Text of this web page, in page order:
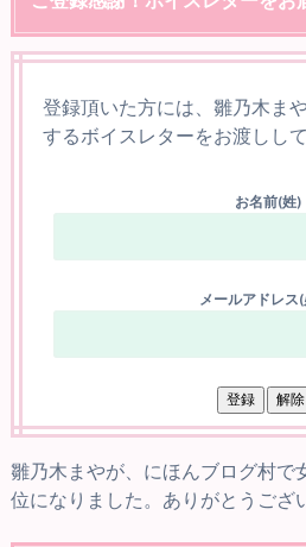
登録頂いた方には、雛乃木ま
するボイスレターをお渡しし
お名前(姓)
メールアドレス
雛乃木まやが、にほんブログ村で
位になりました。ありがとうござ